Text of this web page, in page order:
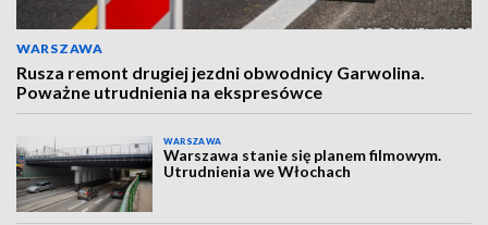
WARSZAWA
Rusza remont drugiej jezdni obwodnicy Garwolina.
Poważne utrudnienia na ekspresówce
WARSZAWA
Warszawa stanie się planem filmowym.
Utrudnienia we Włochach